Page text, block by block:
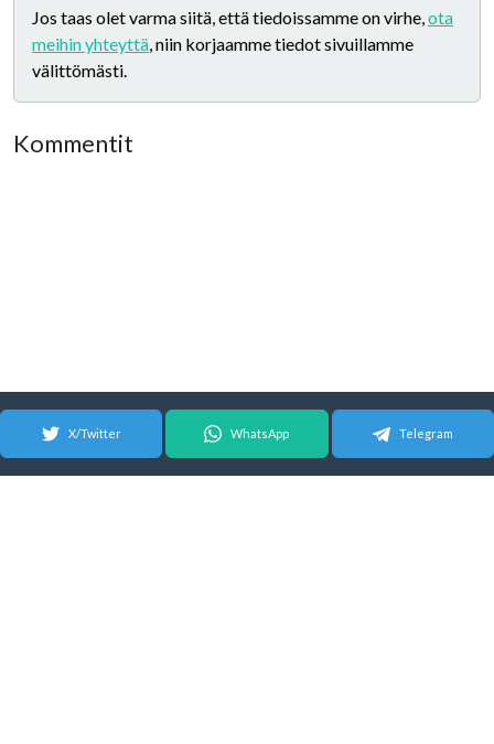
Jos taas olet varma siitä, että tiedoissamme on virhe,ota
meihin yhteyttä, niin korjaamme tiedot sivuillamme
välittömästi.
Kommentit
X/Twitter WhatsApp Telegram